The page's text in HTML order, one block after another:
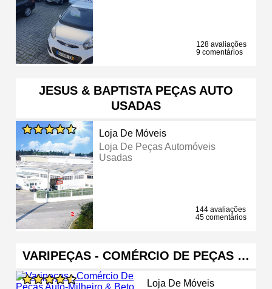
128 avaliações
9 comentários
JESUS & BAPTISTA PEÇAS AUTO
USADAS
Loja De Móveis
Loja De Peças Automóveis
Usadas
144 avaliações
45 comentários
VARIPEÇAS - COMÉRCIO DE PEÇAS …
Loja De Móveis